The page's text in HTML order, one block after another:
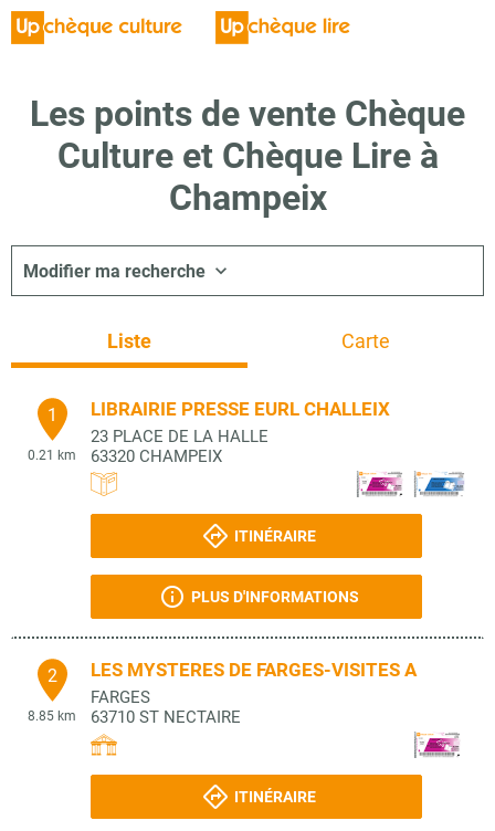
Les points de vente Chèque
Culture et Chèque Lire à
Champeix
Modifier ma recherche
Liste Carte
1
0.21 km
LIBRAIRIE PRESSE EURL CHALLEIX
23 PLACE DE LA HALLE
63320 CHAMPEIX
ITINÉRAIRE
PLUS D'INFORMATIONS
2
8.85 km
LES MYSTERES DE FARGES-VISITES A
FARGES
63710 ST NECTAIRE
ITINÉRAIRE